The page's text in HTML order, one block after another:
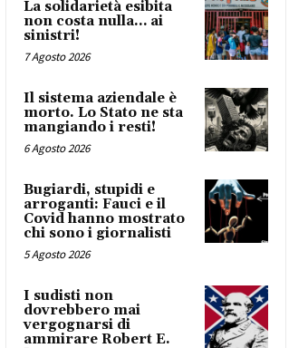
La solidarietà esibita
non costa nulla… ai
sinistri!
7 Agosto 2026
Il sistema aziendale è
morto. Lo Stato ne sta
mangiando i resti!
6 Agosto 2026
Bugiardi, stupidi e
arroganti: Fauci e il
Covid hanno mostrato
chi sono i giornalisti
5 Agosto 2026
I sudisti non
dovrebbero mai
vergognarsi di
ammirare Robert E.